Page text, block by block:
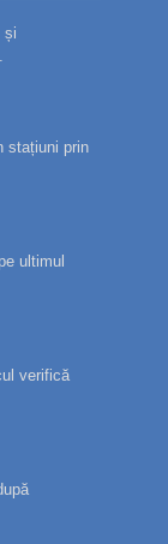
și
stațiuni prin
ultimul
verifică